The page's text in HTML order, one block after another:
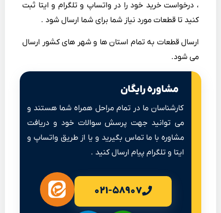
، درخواست خرید خود را در واتساپ و تلگرام و ایتا ثبت
کنید تا قطعات مورد نیاز شما برای شما ارسال شود .
ارسال قطعات به تمام استان ها و شهر های کشور ارسال
می شود.
مشاوره رایگان
کارشناسان ما در تمام مراحل همراه شما هستند و
می توانید جهت پرسش سوالات خود و دریافت
مشاوره با ما تماس بگیرید و یا از طریق واتساپ و
ایتا و تلگرام پیام ارسال کنید .
۰۲۱-۵۸۹۰۷